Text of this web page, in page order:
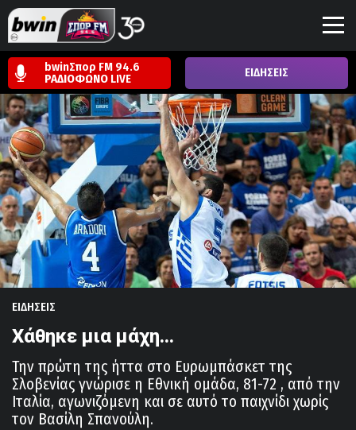
bwinΣπορ FM 94.6
ΡΑΔΙΟΦΩΝΟ LIVE ΕΙΔΗΣΕΙΣ
ΕΙΔΗΣΕΙΣ
Χάθηκε μια μάχη…
Την πρώτη της ήττα στο Ευρωμπάσκετ της
Σλοβενίας γνώρισε η Εθνική ομάδα, 81-72 , από την
Ιταλία, αγωνιζόμενη και σε αυτό το παιχνίδι χωρίς
τον Βασίλη Σπανούλη.